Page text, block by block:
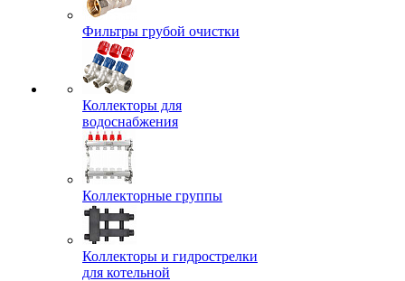
Фильтры грубой очистки
Коллекторы для
водоснабжения
Коллекторные группы
Коллекторы и гидрострелки
для котельной